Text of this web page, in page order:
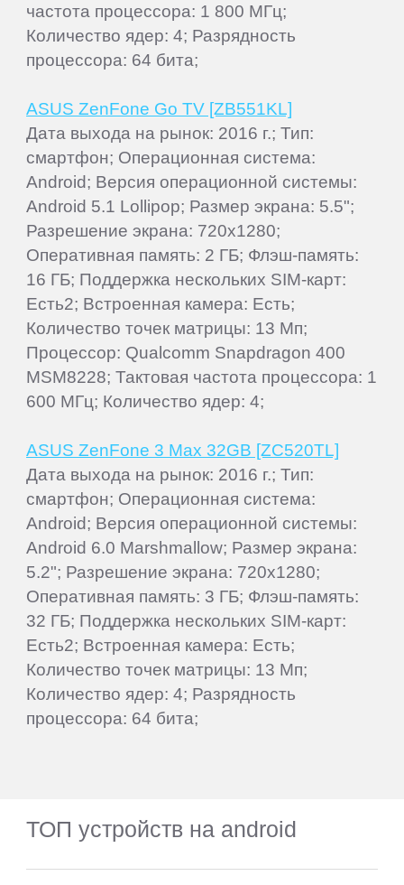
частота процессора: 1 800 МГц;
Количество ядер: 4; Разрядность
процессора: 64 бита;
ASUS ZenFone Go TV [ZB551KL]
Дата выхода на рынок: 2016 г.; Тип:
смартфон; Операционная система:
Android; Версия операционной системы:
Android 5.1 Lollipop; Размер экрана: 5.5";
Разрешение экрана: 720x1280;
Оперативная память: 2 ГБ; Флэш-память:
16 ГБ; Поддержка нескольких SIM-карт:
Есть2; Встроенная камера: Есть;
Количество точек матрицы: 13 Мп;
Процессор: Qualcomm Snapdragon 400
MSM8228; Тактовая частота процессора: 1
600 МГц; Количество ядер: 4;
ASUS ZenFone 3 Max 32GB [ZC520TL]
Дата выхода на рынок: 2016 г.; Тип:
смартфон; Операционная система:
Android; Версия операционной системы:
Android 6.0 Marshmallow; Размер экрана:
5.2"; Разрешение экрана: 720x1280;
Оперативная память: 3 ГБ; Флэш-память:
32 ГБ; Поддержка нескольких SIM-карт:
Есть2; Встроенная камера: Есть;
Количество точек матрицы: 13 Мп;
Количество ядер: 4; Разрядность
процессора: 64 бита;
ТОП устройств на android